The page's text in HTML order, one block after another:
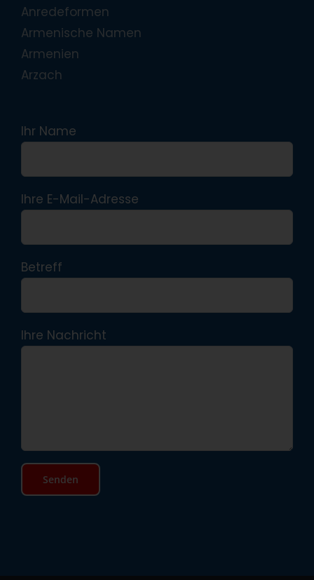
Anredeformen
Armenische Namen
Armenien
Arzach
Ihr Name
Ihre E-Mail-Adresse
Betreff
Ihre Nachricht